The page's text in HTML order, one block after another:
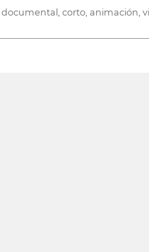
corto, animación,